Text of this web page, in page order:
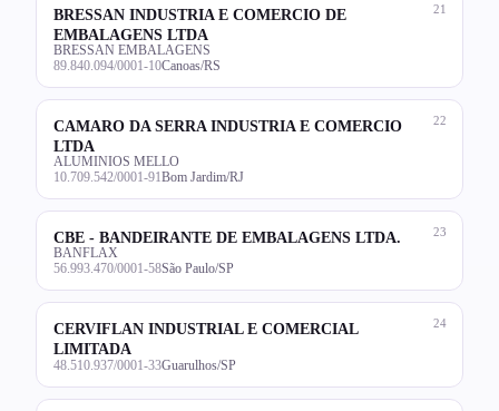
21
BRESSAN INDUSTRIA E COMERCIO DE
EMBALAGENS LTDA
BRESSAN EMBALAGENS
89.840.094/0001-10Canoas/RS
22
CAMARO DA SERRA INDUSTRIA E COMERCIO
LTDA
ALUMINIOS MELLO
10.709.542/0001-91 Bom Jardim/RJ
23
CBE - BANDEIRANTE DE EMBALAGENS LTDA.
BANFLAX
56.993.470/0001-58São Paulo/SP
24
CERVIFLAN INDUSTRIAL E COMERCIAL
LIMITADA
48.510.937/0001-33Guarulhos/SP